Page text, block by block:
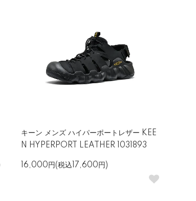
キーン メンズ ハイパーポートレザー KEE
N HYPERPORT LEATHER 1031893
16,000円(税込17,600円)